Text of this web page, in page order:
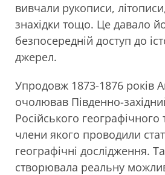
вивчали рукописи,
знахідки тощо. Це давало
безпосередній доступ до
джерел.
Упродовж 1873-1876 років
очолював Південно-
Російського географічного
члени якого проводили
географічні дослідження.
створювала реальну